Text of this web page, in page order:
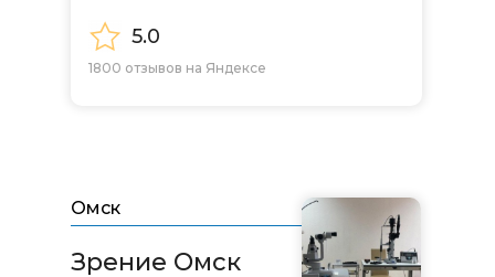
5.0
1800 отзывов на Яндексе
Омск
Зрение Омск​​​​​​​